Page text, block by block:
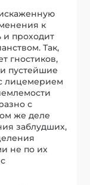
к
проходит
Так,
гностиков,
пустейшие
лицемерием
с
же деле
заблудших,
не по их